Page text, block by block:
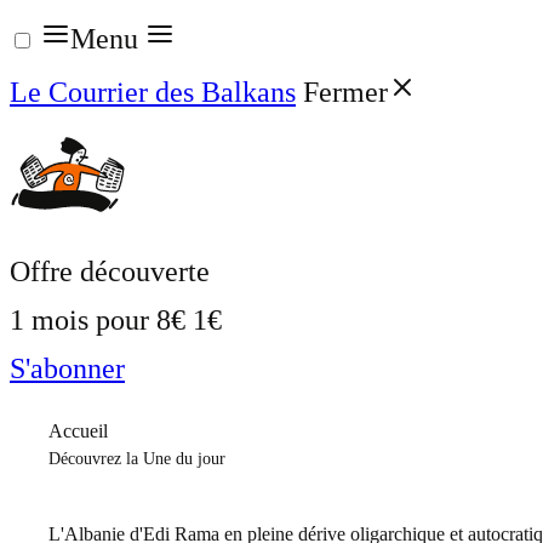
Aller
au
contenu
Menu
Le Courrier des Balkans Fermer
Offre découverte
1 mois pour 8€ 1€
S'abonner
Accueil
Découvrez la Une du jour
L'Albanie d'Edi Rama en pleine dérive oligarchique et